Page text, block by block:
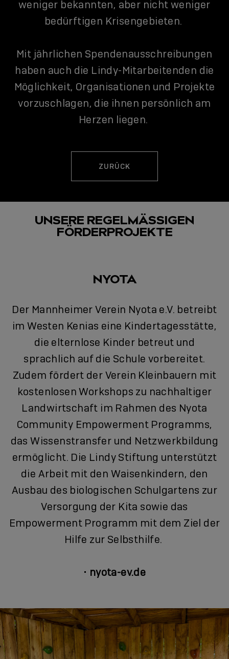
weniger bekannten, aber nicht weniger
bedürftigen Krisengebieten.
Mit jährlichen Spendenausschreibungen
haben auch die Lindy-Mitarbeitenden die
Möglichkeit, Organisationen und Projekte
vorzuschlagen, die ihnen persönlich am
Herzen liegen.
ZURÜCK
UNSERE REGELMÄSSIGEN
FÖRDERPROJEKTE
NYOTA
Der Mannheimer Verein Nyota e.V. betreibt
im Westen Kenias eine Kindertagesstätte,
die elternlose Kinder betreut und
sprachlich auf die Schule vorbereitet.
Zudem fördert der Verein Kleinbauern mit
kostenlosen Workshops zu nachhaltiger
Landwirtschaft im Rahmen des Nyota
Community Empowerment Programms,
das Wissenstransfer und Netzwerkbildung
ermöglicht. Die Lindy Stiftung unterstützt
die Arbeit mit den Waisenkindern, den
Ausbau des biologischen Schulgartens zur
Versorgung der Kita sowie das
Empowerment Programm mit dem Ziel der
Hilfe zur Selbsthilfe.
• nyota-ev.de